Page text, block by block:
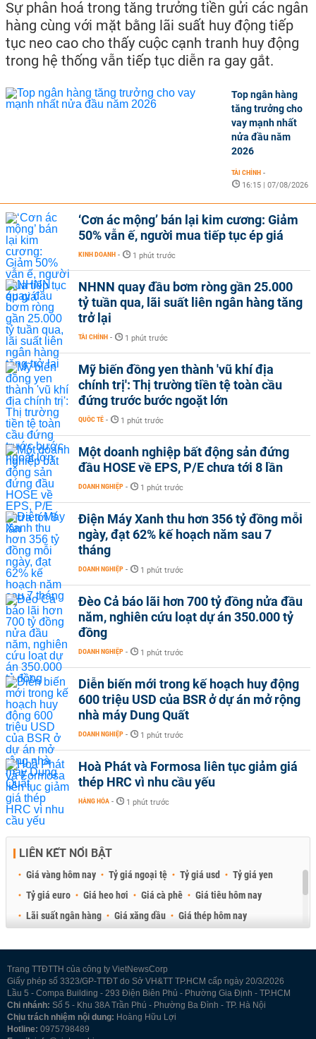
Sự phân hoá trong tăng trưởng tiền gửi các ngân
hàng cùng với mặt bằng lãi suất huy động tiếp
tục neo cao cho thấy cuộc cạnh tranh huy động
trong hệ thống vẫn tiếp tục diễn ra gay gắt.
Top ngân hàng
tăng trưởng cho
vay mạnh nhất
nửa đầu năm
2026
TÀI CHÍNH -
16:15 | 07/08/2026
‘Cơn ác mộng’ bán lại kim cương: Giảm
50% vẫn ế, người mua tiếp tục ép giá
KINH DOANH - 1 phút trước
NHNN quay đầu bơm ròng gần 25.000
tỷ tuần qua, lãi suất liên ngân hàng tăng
trở lại
TÀI CHÍNH - 1 phút trước
Mỹ biến đồng yen thành 'vũ khí địa
chính trị': Thị trường tiền tệ toàn cầu
đứng trước bước ngoặt lớn
QUỐC TẾ - 1 phút trước
Một doanh nghiệp bất động sản đứng
đầu HOSE về EPS, P/E chưa tới 8 lần
DOANH NGHIỆP - 1 phút trước
Điện Máy Xanh thu hơn 356 tỷ đồng mỗi
ngày, đạt 62% kế hoạch năm sau 7
tháng
DOANH NGHIỆP - 1 phút trước
Đèo Cả báo lãi hơn 700 tỷ đồng nửa đầu
năm, nghiên cứu loạt dự án 350.000 tỷ
đồng
DOANH NGHIỆP - 1 phút trước
Diễn biến mới trong kế hoạch huy động
600 triệu USD của BSR ở dự án mở rộng
nhà máy Dung Quất
DOANH NGHIỆP - 1 phút trước
Hoà Phát và Formosa liên tục giảm giá
thép HRC vì nhu cầu yếu
HÀNG HÓA - 1 phút trước
LIÊN KẾT NỔI BẬT
Giá vàng hôm nay Tỷ giá ngoại tệ Tỷ giá usd
Tỷ giá yen
Tỷ giá euro
Giá heo hơi Giá cà phê
Giá tiêu hôm nay
Lãi suất ngân hàng
Giá xăng dầu
Giá thép hôm nay
Trang TTĐTTH của công ty VietNewsCorp
Giấy phép số 3323/GP-TTĐT do Sở VH&TT TP.HCM cấp ngày 20/3/2026
Lầu 5 - Compa Building - 293 Điện Biên Phủ - Phường Gia Định - TP.HCM
Chi nhánh: Số 5 - Khu 38A Trần Phú - Phường Ba Đình - TP. Hà Nội
Chịu trách nhiệm nội dung: Hoàng Hữu Lợi
Hotline: 0975798489